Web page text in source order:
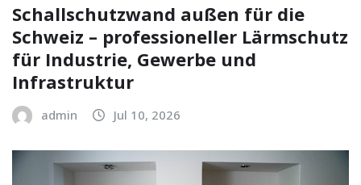
Schallschutzwand außen für die
Schweiz – professioneller Lärmschutz
für Industrie, Gewerbe und
Infrastruktur
admin Jul 10, 2026